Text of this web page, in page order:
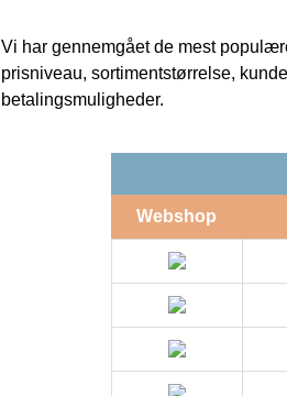
Vi har gennemgået de mest
prisniveau, sortimentstørrelse,
betalingsmuligheder.
Webshop